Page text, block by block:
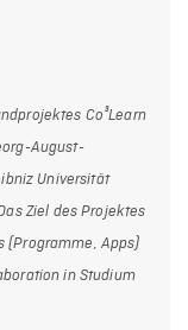
Co³Learn
August-
Universität
Ziel des Projektes
(Programme, Apps)
in Studium